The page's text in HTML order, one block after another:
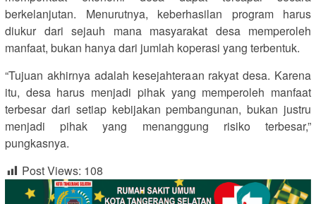
berkelanjutan. Menurutnya, keberhasilan program harus
diukur dari sejauh mana masyarakat desa memperoleh
manfaat, bukan hanya dari jumlah koperasi yang terbentuk.
“Tujuan akhirnya adalah kesejahteraan rakyat desa. Karena
itu, desa harus menjadi pihak yang memperoleh manfaat
terbesar dari setiap kebijakan pembangunan, bukan justru
menjadi pihak yang menanggung risiko terbesar,”
pungkasnya.
Post Views: 108